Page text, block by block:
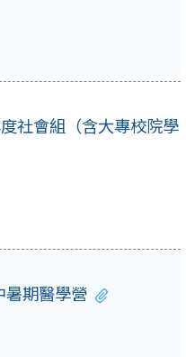
社會組（含大專校院學
暑期醫學營